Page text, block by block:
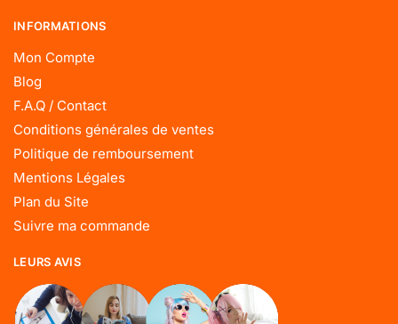
INFORMATIONS
Mon Compte
Blog
F.A.Q / Contact
Conditions générales de ventes
Politique de remboursement
Mentions Légales
Plan du Site
Suivre ma commande
LEURS AVIS